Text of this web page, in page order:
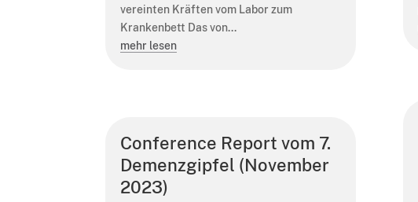
vereinten Kräften vom Labor zum
Krankenbett Das von...
mehr lesen
Conference Report vom 7.
Demenzgipfel (November
2023)